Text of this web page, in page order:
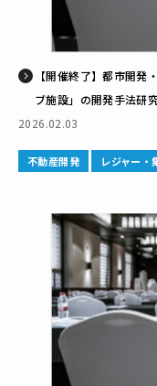
【開催終了】都市開
ブ施設」の開発手法研
2026.02.03
不動産開発 レジャー・